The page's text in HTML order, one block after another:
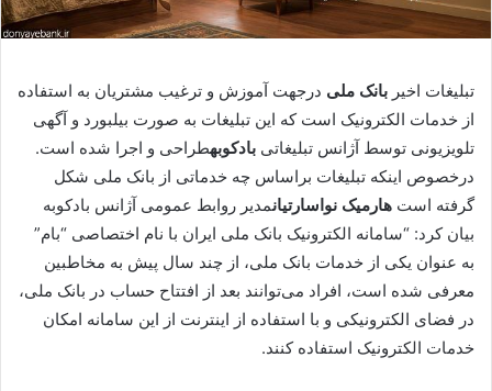
تبلیغات اخیر بانک ملی درجهت آموزش و ترغیب مشتریان به استفاده
از خدمات الکترونیک است که این تبلیغات به صورت بیلبورد و آگهی
تلویزیونی توسط آژانس تبلیغاتی بادکوبهطراحی و اجرا شده است.
درخصوص اینکه تبلیغات براساس چه خدماتی از بانک ملی شکل
گرفته است هارمیک نواسارتیانمدیر روابط عمومی آژانس بادکوبه
بیان کرد: “سامانه الکترونیک بانک ملی ایران با نام اختصاصی “بام”
به عنوان یکی از خدمات بانک ملی، از چند سال پیش به مخاطبین
معرفی شده است، افراد می‌توانند بعد از افتتاح حساب در بانک ملی،
در فضای الکترونیکی و با استفاده از اینترنت از این سامانه امکان
خدمات الکترونیک استفاده کنند.